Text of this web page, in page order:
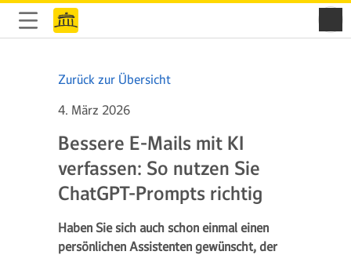
Zurück zur Übersicht
4. März 2026
Bessere E-Mails mit KI
verfassen: So nutzen Sie
ChatGPT-Prompts richtig
Haben Sie sich auch schon einmal einen
persönlichen Assistenten gewünscht, der